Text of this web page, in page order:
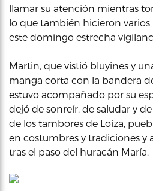
llamar su atención mientras
lo que también hicieron
este domingo estrecha
Martin, que vistió bluyines y
manga corta con la bandera
estuvo acompañado por su
dejó de sonreír, de saludar y
de los tambores de Loíza,
en costumbres y tradiciones y
tras el paso del huracán María.